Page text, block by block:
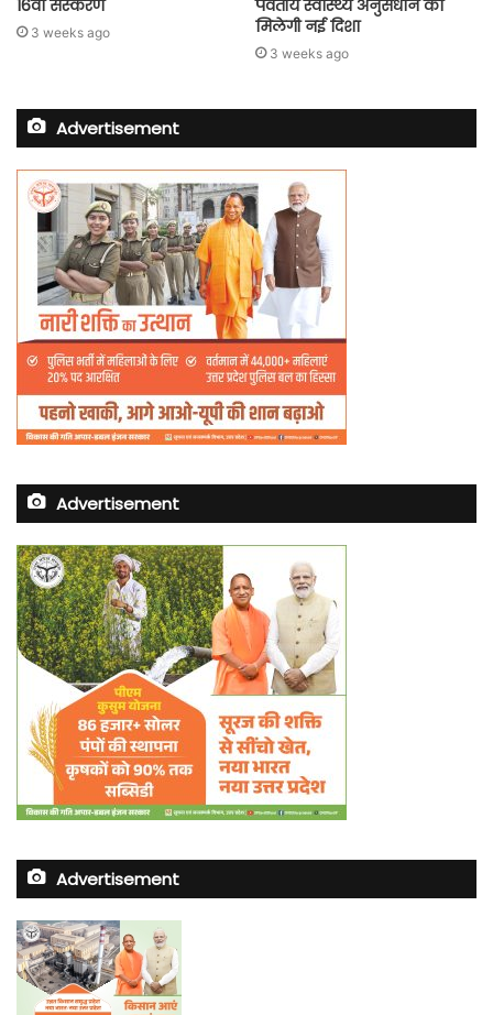
16वां संस्करण
3 weeks ago
पर्वतीय स्वास्थ्य अनुसंधान को
मिलेगी नई दिशा
3 weeks ago
Advertisement
Advertisement
Advertisement